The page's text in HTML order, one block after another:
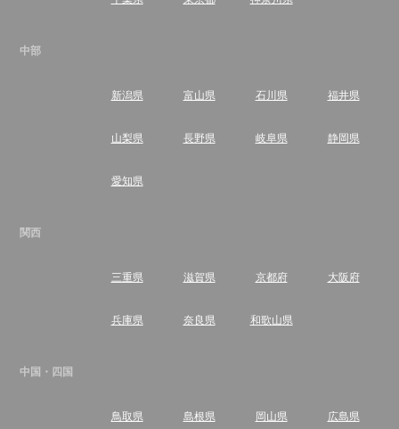
中部
新潟県 富山県 石川県 福井県
山梨県 長野県 岐阜県 静岡県
愛知県
関西
三重県 滋賀県 京都府 大阪府
兵庫県 奈良県 和歌山県
中国・四国
鳥取県 島根県 岡山県 広島県